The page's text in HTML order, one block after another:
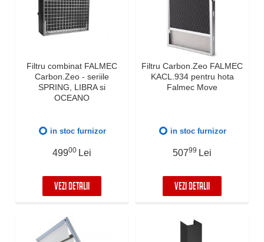
Filtru combinat FALMEC
Carbon.Zeo - seriile
SPRING, LIBRA si
OCEANO
in stoc furnizor
49900 Lei
VEZI DETALII
Filtru Carbon.Zeo FALMEC
KACL.934 pentru hota
Falmec Move
in stoc furnizor
50799 Lei
VEZI DETALII